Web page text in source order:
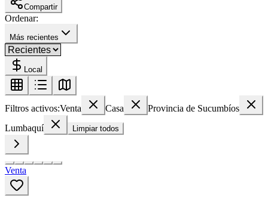
Compartir
Ordenar:
Más recientes
Local
Filtros activos:Venta Casa
Provincia de Sucumbíos
Lumbaquí
Limpiar todos
Venta